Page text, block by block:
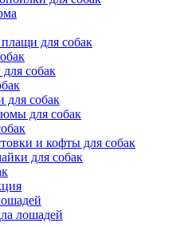
для собак
собак
для собак
для собак
и кофты для собак
для собак
лошадей